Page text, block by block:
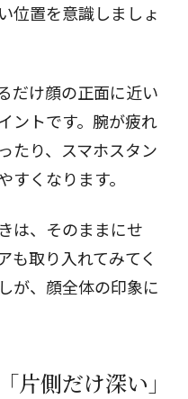
位置を意識しましょ
だけ顔の正面に近い
ントです。腕が疲れ
たり、スマホスタン
すくなります。
は、そのままにせ
も取り入れてみてく
が、顔全体の印象に
片側だけ深い」